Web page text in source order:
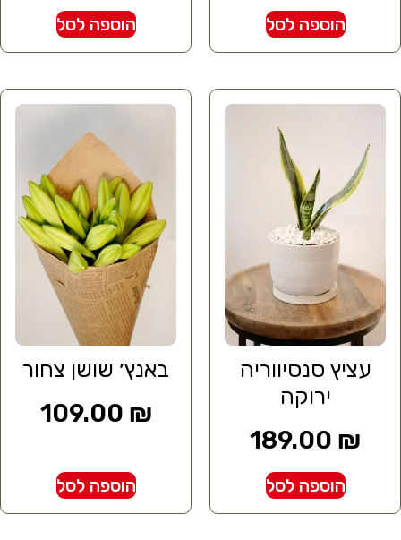
הוספה לסל הוספה לסל
עציץ סנסיווריה
ירוקה
189.00 ₪
הוספה לסל
באנץ׳ שושן צחור
109.00 ₪
הוספה לסל